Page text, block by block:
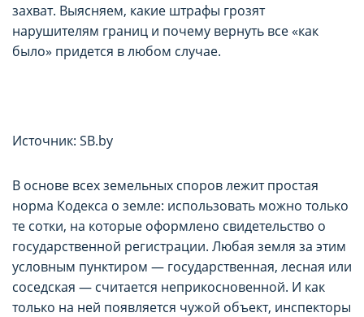
захват. Выясняем, какие штрафы грозят
нарушителям границ и почему вернуть все «как
было» придется в любом случае.
Источник: SB.by
В основе всех земельных споров лежит простая
норма Кодекса о земле: использовать можно только
те сотки, на которые оформлено свидетельство о
государственной регистрации. Любая земля за этим
условным пунктиром — государственная, лесная или
соседская — считается неприкосновенной. И как
только на ней появляется чужой объект, инспекторы